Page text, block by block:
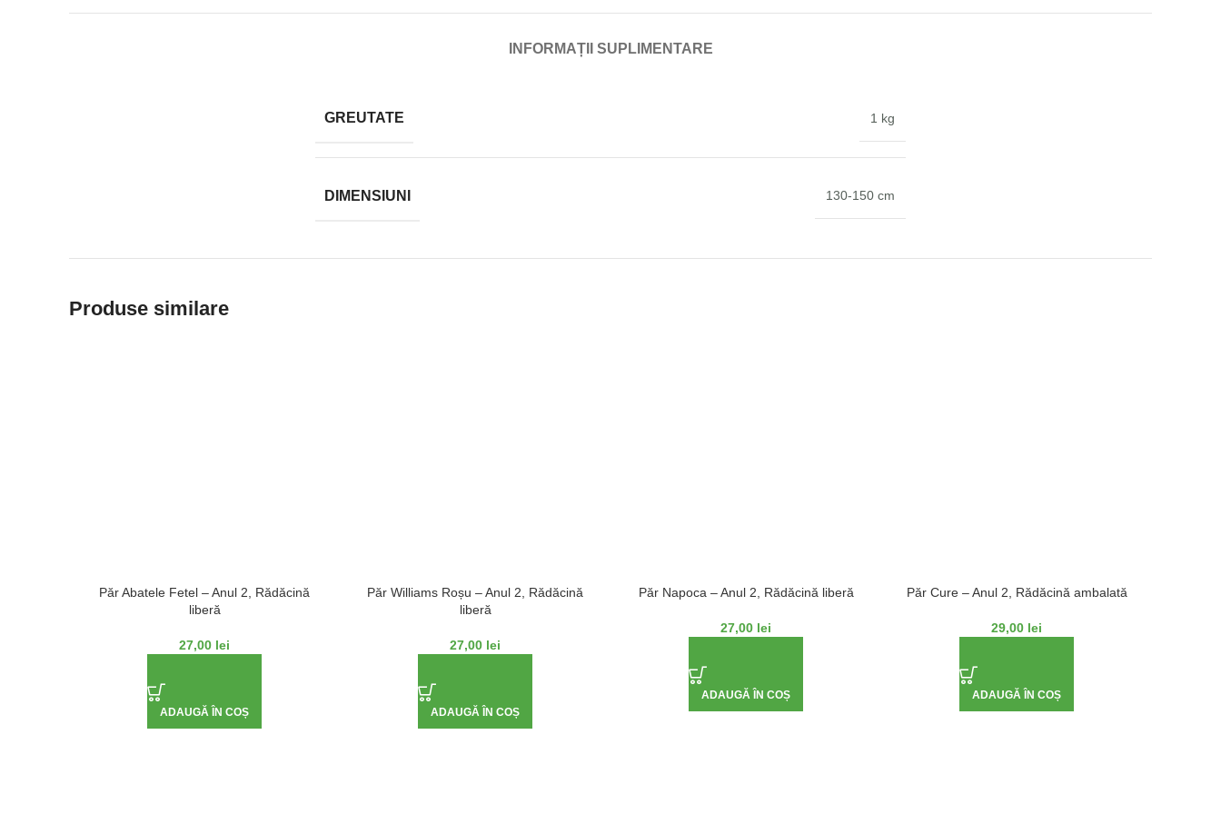
INFORMAȚII SUPLIMENTARE
GREUTATE 1 kg
DIMENSIUNI 130-150 cm
Produse similare
Păr Abatele Fetel – Anul 2, Rădăcină
liberă
27,00 lei
ADAUGĂ ÎN COȘ
Păr Williams Roșu – Anul 2, Rădăcină
liberă
27,00 lei
ADAUGĂ ÎN COȘ
Păr Napoca – Anul 2, Rădăcină liberă
27,00 lei
ADAUGĂ ÎN COȘ
Păr Cure – Anul 2, Rădăcină ambalată
29,00 lei
ADAUGĂ ÎN COȘ